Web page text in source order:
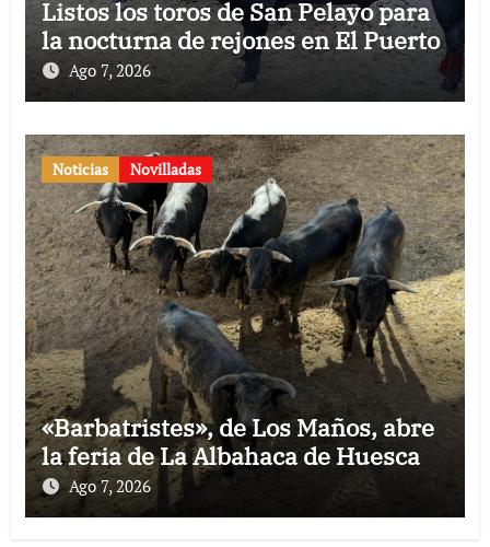
Listos los toros de San Pelayo para
la nocturna de rejones en El Puerto
Ago 7, 2026
Noticias Novilladas
«Barbatristes», de Los Maños, abre
la feria de La Albahaca de Huesca
Ago 7, 2026